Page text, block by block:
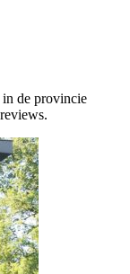
in de provincie